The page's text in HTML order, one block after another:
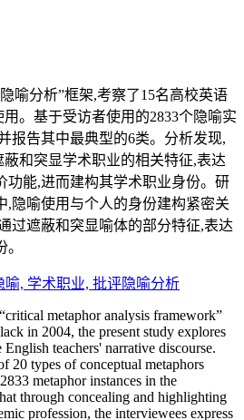
喻分析”框架,考察了15名高校英语
。基于受访者使用的2833个隐喻实
报告其中最典型的6类。分析发现,
和突显学术职业的相关特征,表达
功能,进而建构其学术职业身份。研
,隐喻使用与个人的身份建构紧密关
过遮蔽和突显喻体的部分特征,表达
喻, 学术职业, 批评隐喻分析
metaphor analysis framework”
in 2004, the present study explores
teachers' narrative discourse.
20 types of conceptual metaphors
metaphor instances in the
through concealing and highlighting
profession, the interviewees express